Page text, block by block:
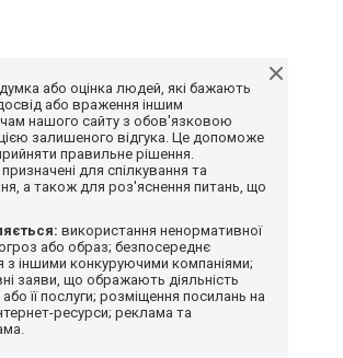
думка або оцінка людей, які бажають
або враження іншим
нашого сайту з обов'язковою
залишеного відгука. Це допоможе
правильне рішення.
для спілкування та
а також для роз'яснення питань, що
використання ненормативної
або образ; безпосереднє
з іншими конкуруючими компаніями;
заяви, що ображають діяльність
або її послуги; розміщення посилань на
ресурси; реклама та